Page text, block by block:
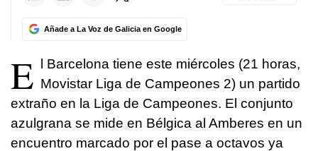
Añade a La Voz de Galicia en Google
E l Barcelona tiene este miércoles (21 horas,
Movistar Liga de Campeones 2) un partido
extraño en la Liga de Campeones. El conjunto
azulgrana se mide en Bélgica al Amberes en un
encuentro marcado por el pase a octavos ya